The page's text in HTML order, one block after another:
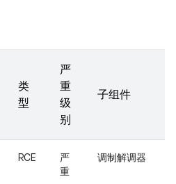
类
型
严
重
级
别
子组件
RCE
严
重
调制解调器